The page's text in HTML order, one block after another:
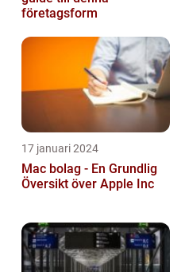
företagsform
17 januari 2024
Mac bolag - En Grundlig
Översikt över Apple Inc